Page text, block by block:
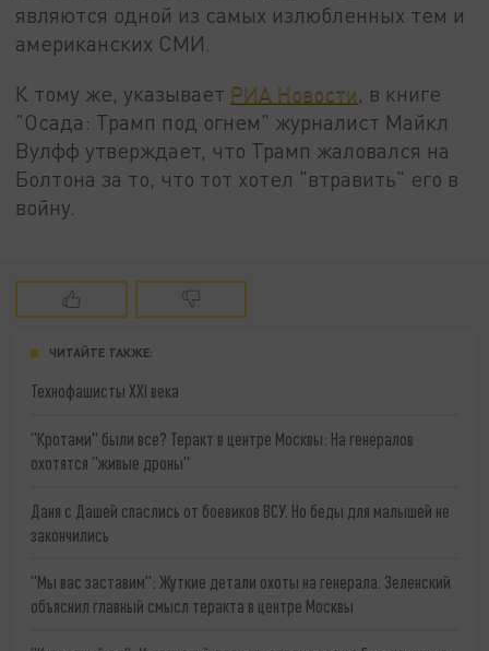
являются одной из самых излюбленных тем и
американских СМИ.
К тому же, указывает РИА Новости , в книге
"Осада: Трамп под огнем" журналист Майкл
Вулфф утверждает, что Трамп жаловался на
Болтона за то, что тот хотел "втравить" его в
войну.
ЧИТАЙТЕ ТАКЖЕ:
Технофашисты XXI века
"Кротами" были все? Теракт в центре Москвы: На генералов
охотятся "живые дроны"
Даня с Дашей спаслись от боевиков ВСУ. Но беды для малышей не
закончились
"Мы вас заставим": Жуткие детали охоты на генерала. Зеленский
объяснил главный смысл теракта в центре Москвы